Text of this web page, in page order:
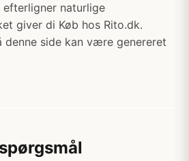
naturlige
giver di Køb hos Rito.dk.
denne side kan være genereret